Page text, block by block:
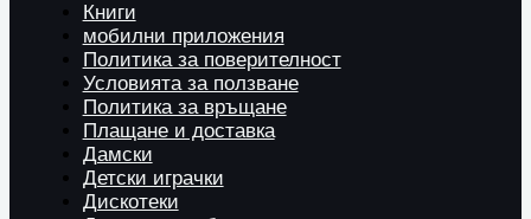
Книги
мобилни приложения
Политика за поверителност
Условията за ползване
Политика за връщане
Плащане и доставка
Дамски
Детски играчки
Дискотеки